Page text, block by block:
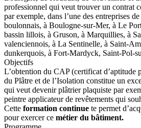
professionnel qui veut trouver un contrat
par exemple, dans l’une des entreprises
boulonnais, à Boulogne-sur-Mer, à Le
bassin lillois, à Gruson, à Marquillies, à
valenciennois, à La Sentinelle, à Saint-
dunkerquois, à Fort-Mardyck, Saint-Pol-
Objectifs
L’obtention du CAP (certificat d’aptitude
du Plâtre et de l’Isolation constitue un
qui veut devenir plâtrier plaquiste par
peintre applicateur de revêtements qui
Cette formation continue te permet
pour exercer ce métier du bâtiment.